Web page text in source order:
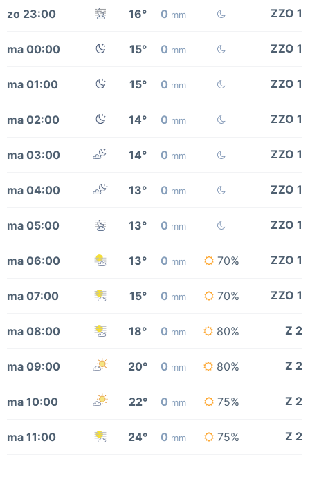
zo 23:00 16° 0 mm ZZO 1
ma 00:00 15° 0 mm ZZO 1
ma 01:00 15° 0 mm ZZO 1
ma 02:00 14° 0 mm ZZO 1
ma 03:00 14° 0 mm ZZO 1
ma 04:00 13° 0 mm ZZO 1
ma 05:00 13° 0 mm ZZO 1
ma 06:00 13° 0 mm 70% ZZO 1
ma 07:00 15° 0 mm 70% ZZO 1
ma 08:00 18° 0 mm 80% Z 2
ma 09:00 20° 0 mm 80% Z 2
ma 10:00 22° 0 mm 75% Z 2
ma 11:00 24° 0 mm 75% Z 2